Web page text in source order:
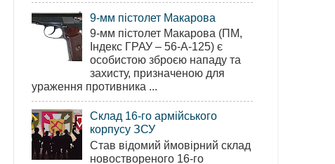
9-мм пістолет Макарова
9-мм пістолет Макарова (ПМ,
Індекс ГРАУ – 56-А-125) є
особистою зброєю нападу та
захисту, призначеною для
ураження противника ...
Склад 16-го армійського
корпусу ЗСУ
Став відомий ймовірний склад
новоствореного 16-го